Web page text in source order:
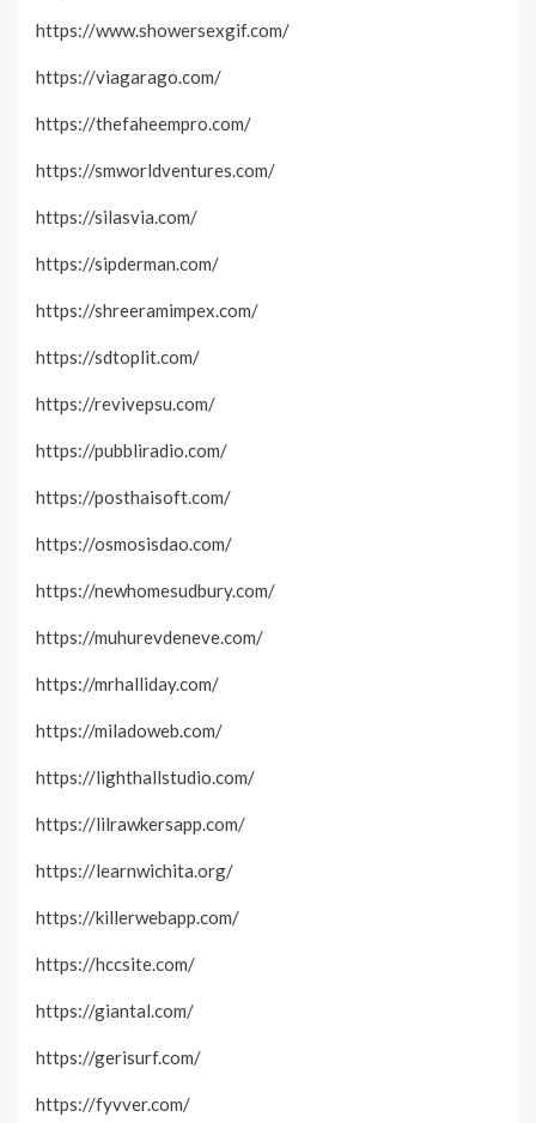
https://www.showersexgif.com/
https://viagarago.com/
https://thefaheempro.com/
https://smworldventures.com/
https://silasvia.com/
https://sipderman.com/
https://shreeramimpex.com/
https://sdtoplit.com/
https://revivepsu.com/
https://pubbliradio.com/
https://posthaisoft.com/
https://osmosisdao.com/
https://newhomesudbury.com/
https://muhurevdeneve.com/
https://mrhalliday.com/
https://miladoweb.com/
https://lighthallstudio.com/
https://lilrawkersapp.com/
https://learnwichita.org/
https://killerwebapp.com/
https://hccsite.com/
https://giantal.com/
https://gerisurf.com/
https://fyvver.com/